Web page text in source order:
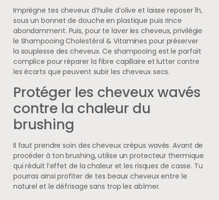
Imprègne tes cheveux d’huile d’olive et laisse reposer 1h,
sous un bonnet de douche en plastique puis rince
abondamment. Puis, pour te laver les cheveux, privilégie
le Shampooing Cholestérol & Vitamines pour préserver
la souplesse des cheveux. Ce shampooing est le parfait
complice pour réparer la fibre capillaire et lutter contre
les écarts que peuvent subir les cheveux secs.
Protéger les cheveux wavés
contre la chaleur du
brushing
Il faut prendre soin des cheveux crépus wavés. Avant de
procéder à ton brushing, utilise un protecteur thermique
qui réduit l’effet de la chaleur et les risques de casse. Tu
pourras ainsi profiter de tes beaux cheveux entre le
naturel et le défrisage sans trop les abîmer.